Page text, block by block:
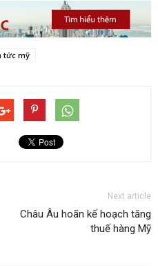
tức mỹ
Next article
Châu Âu hoãn kế hoạch tăng
thuế hàng Mỹ